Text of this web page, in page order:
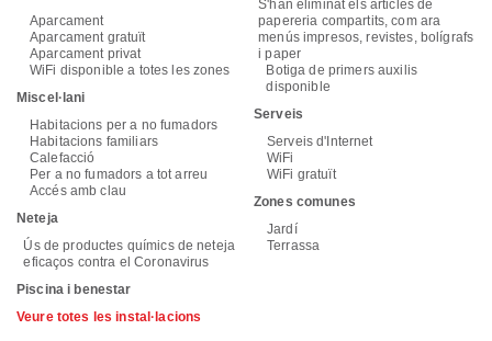
Aparcament
Aparcament gratuït
Aparcament privat
WiFi disponible a totes les zones
Miscel·lani
Habitacions per a no fumadors
Habitacions familiars
Calefacció
Per a no fumadors a tot arreu
Accés amb clau
Neteja
Ús de productes químics de neteja
eficaços contra el Coronavirus
Piscina i benestar
S'han eliminat els articles de
papereria compartits, com ara
menús impresos, revistes, bolígrafs
i paper
Botiga de primers auxilis
disponible
Serveis
Serveis d'Internet
WiFi
WiFi gratuït
Zones comunes
Jardí
Terrassa
Veure totes les instal·lacions